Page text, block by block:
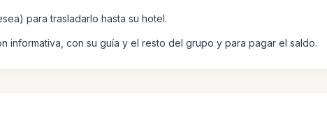
para trasladarlo hasta su hotel.
informativa, con su guía y el resto del grupo y para pagar el saldo.